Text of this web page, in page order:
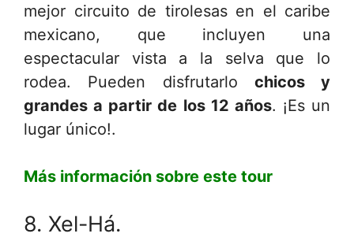
mejor circuito de tirolesas en el caribe
mexicano, que incluyen una
espectacular vista a la selva que lo
rodea. Pueden disfrutarlo chicos y
grandes a partir de los 12 años. ¡Es un
lugar único!.
Más información sobre este tour
8. Xel-Há.